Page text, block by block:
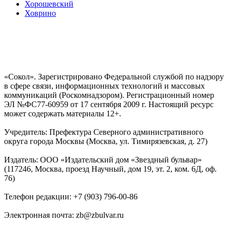
Хорошевский
Ховрино
«Сокол». Зарегистрировано Федеральной службой по надзору
в сфере связи, информационных технологий и массовых
коммуникаций (Роскомнадзором). Регистрационный номер
ЭЛ №ФС77-60959 от 17 сентября 2009 г. Настоящий ресурс
может содержать материалы 12+.
Учредитель: Префектура Северного административного
округа города Москвы (Москва, ул. Тимирязевская, д. 27)
Издатель: ООО «Издательский дом «Звездный бульвар»
(117246, Москва, проезд Научный, дом 19, эт. 2, ком. 6Д, оф.
76)
Телефон редакции: +7 (903) 796-00-86
Электронная почта: zb@zbulvar.ru